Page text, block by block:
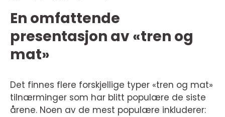
En omfattende
presentasjon av «tren og
mat»
Det finnes flere forskjellige typer «tren og mat»
tilnærminger som har blitt populære de siste
årene. Noen av de mest populære inkluderer: